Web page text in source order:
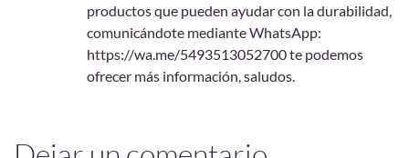
productos que pueden ayudar con la durabilidad,
comunicándote mediante WhatsApp:
https://wa.me/5493513052700 te podemos
ofrecer más información, saludos.